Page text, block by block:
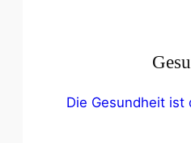
Die Gesundheit ist